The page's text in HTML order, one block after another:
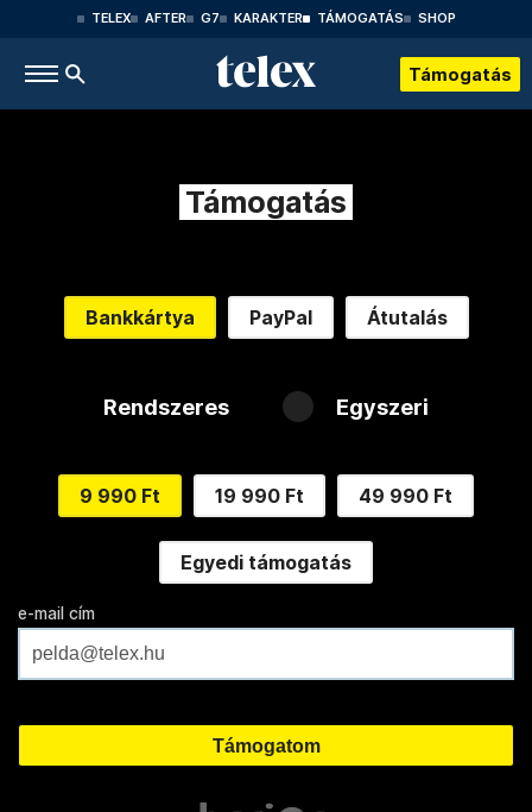
TELEX AFTER G7 KARAKTER TÁMOGATÁS SHOP
Támogatás
Támogatás
Bankkártya PayPal Átutalás
Rendszeres Egyszeri
9 990 Ft 19 990 Ft 49 990 Ft
Egyedi támogatás
e-mail cím